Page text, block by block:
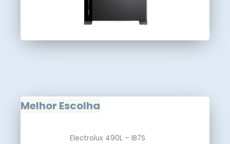
Melhor Escolha
Electrolux 490L – IB7S